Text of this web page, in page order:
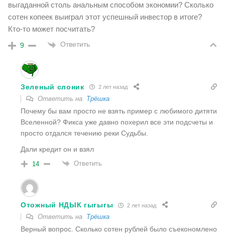
выгаданной столь анальным способом экономии? Сколько
сотен копеек выиграл этот успешный инвестор в итоге?
Кто-то может посчитать?
9 Ответить
Зеленый слоник 2 лет назад
Ответить на Трёшка
Почему бы вам просто не взять пример с любимого дитяти
Вселенной? Фикса уже давно похерил все эти подсчеты и
просто отдался течению реки Судьбы.
Дали кредит он и взял
14 Ответить
Отожный НДЫК гыгыгы 2 лет назад
Ответить на Трёшка
Верный вопрос. Сколько сотен рублей было съекономлено